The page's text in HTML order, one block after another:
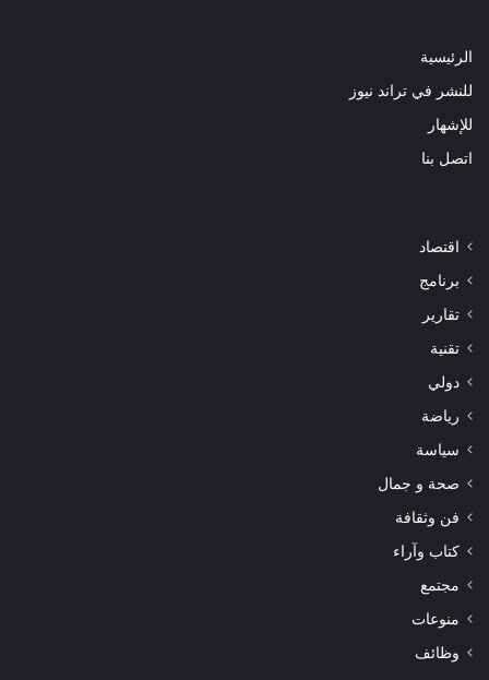
الرئيسية
للنشر في تراند نيوز
للإشهار
اتصل بنا
اقتصاد
برنامج
تقارير
تقنية
دولي
رياضة
سياسة
صحة و جمال
فن وثقافة
كتاب وآراء
مجتمع
منوعات
وظائف